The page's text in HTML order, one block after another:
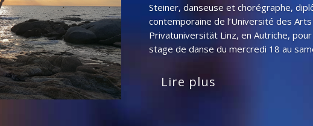
Steiner, danseuse et chorégraphe,
contemporaine de l’Université des
Privatuniversität Linz, en Autriche,
stage de danse du mercredi 18 au
Lire plus